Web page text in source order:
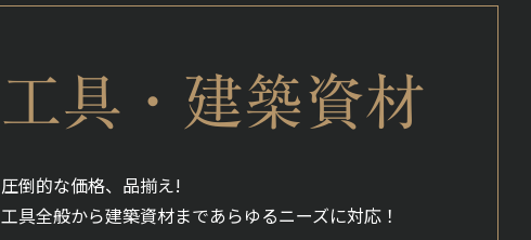
工具・建築資材
圧倒的な価格、品揃え!
工具全般から建築資材まであらゆるニーズに対応！